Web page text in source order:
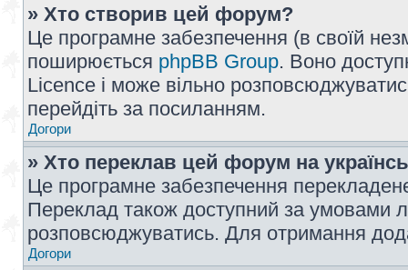
» Хто створив цей форум?
Це програмне забезпечення (в своїй
поширюється phpBB Group. Воно
Licence і може вільно
перейдіть за посиланням.
Догори
» Хто переклав цей форум на
Це програмне забезпечення
Переклад також доступний за умовами
розповсюджуватись. Для отримання
Догори